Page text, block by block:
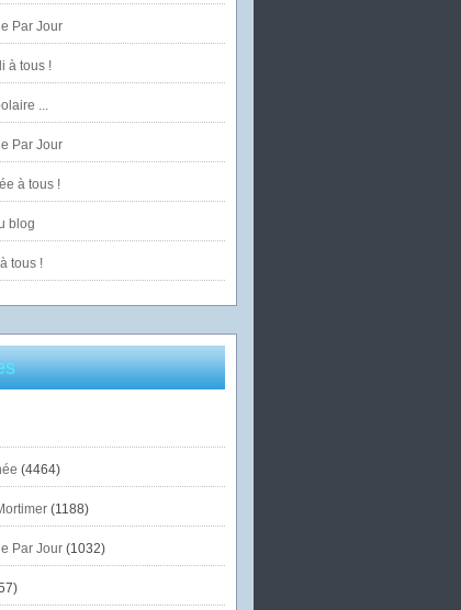
Par Jour
à tous !
...
Par Jour
à tous !
blog
tous !
(4464)
(1188)
Par Jour(1032)